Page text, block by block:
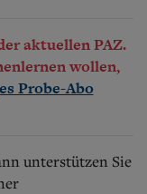
aktuellen PAZ.
wollen,
Probe-Abo
unterstützen Sie